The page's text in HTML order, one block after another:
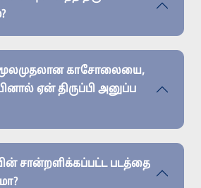
மூலமுதலான காசோலையை,
ஏன் திருப்பி அனுப்ப
சான்றளிக்கப்பட்ட படத்தை